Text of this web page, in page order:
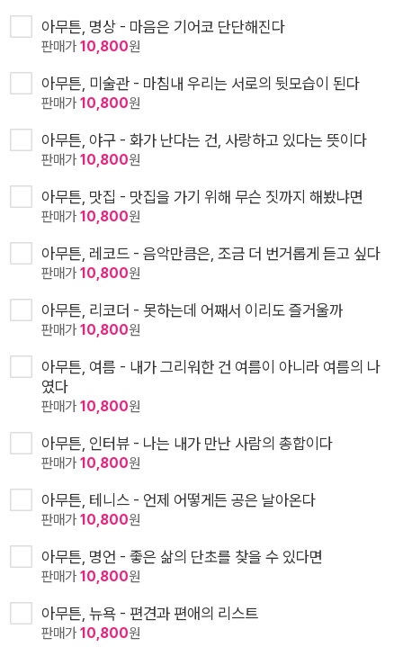
아무튼, 명상 - 마음은 기어코 단단해진다
판매가10,800원
아무튼, 미술관 - 마침내 우리는 서로의 뒷모습이 된다
판매가10,800원
아무튼, 야구 - 화가 난다는 건, 사랑하고 있다는 뜻이다
판매가10,800원
아무튼, 맛집 - 맛집을 가기 위해 무슨 짓까지 해봤냐면
판매가10,800원
아무튼, 레코드 - 음악만큼은, 조금 더 번거롭게 듣고 싶다
판매가10,800원
아무튼, 리코더 - 못하는데 어째서 이리도 즐거울까
판매가10,800원
아무튼, 여름 - 내가 그리워한 건 여름이 아니라 여름의 나
였다
판매가10,800원
아무튼, 인터뷰 - 나는 내가 만난 사람의 총합이다
판매가10,800원
아무튼, 테니스 - 언제 어떻게든 공은 날아온다
판매가10,800원
아무튼, 명언 - 좋은 삶의 단초를 찾을 수 있다면
판매가10,800원
아무튼, 뉴욕 - 편견과 편애의 리스트
판매가10,800원